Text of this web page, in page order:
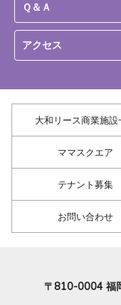
Ｑ＆Ａ
アクセス
大和リース商業施設
ママスクエア
テナント募集
お問い合わせ
〒810-0004 福